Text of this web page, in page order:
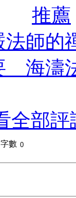
推薦
法師
海濤
全部評
字數